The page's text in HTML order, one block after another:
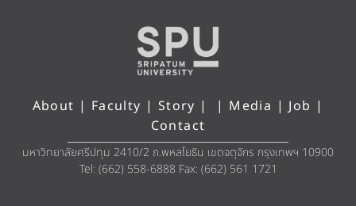
About | Faculty | Story | | Media | Job |
Contact
มหาวิทยาลัยศรีปทุม 2410/2 ถ.พหลโยธิน เขตจตุจักร กรุงเทพฯ 10900
Tel: (662) 558-6888 Fax: (662) 561 1721